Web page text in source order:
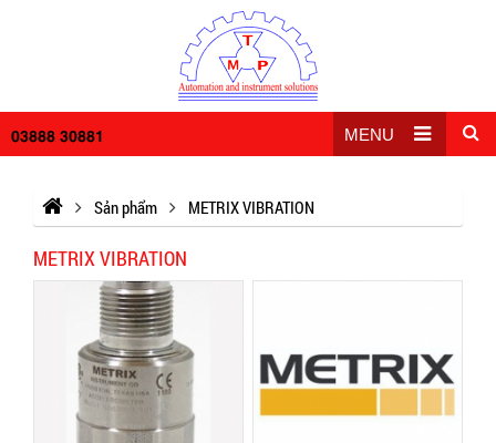
03888 30881 MENU
Sản phẩm METRIX VIBRATION
METRIX VIBRATION